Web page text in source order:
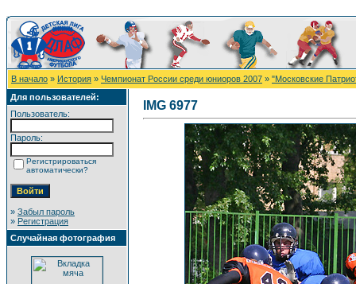
В начало » История » Чемпионат России среди юниоров 2007 » "Московские
Для пользователей:
Пользователь:
Пароль:
Регистрироваться
автоматически?
» Забыл пароль
» Регистрация
Случайная фотография
IMG 6977